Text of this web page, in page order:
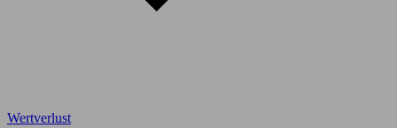
Wertverlust